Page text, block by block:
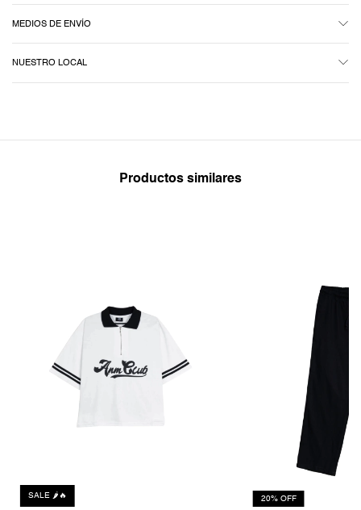
MEDIOS DE ENVÍO
NUESTRO LOCAL
Productos similares
SALE 🌶️🔥 20% OFF